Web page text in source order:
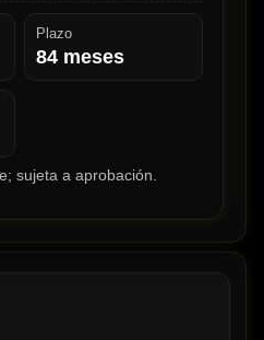
Plazo
84 meses
sujeta a aprobación.